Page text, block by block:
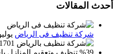
أحدث المقالات
شركة تنظيف فى الرياض يوليو 16,